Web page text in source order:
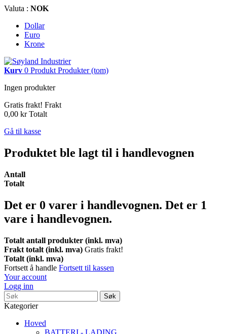
Valuta : NOK
Dollar
Euro
Krone
Kurv 0 Produkt Produkter (tom)
Ingen produkter
Gratis frakt! Frakt
0,00 kr Totalt
Gå til kasse
Produktet ble lagt til i handlevognen
Antall
Totalt
Det er 0 varer i handlevognen. Det er 1
vare i handlevognen.
Totalt antall produkter (inkl. mva)
Frakt totalt (inkl. mva) Gratis frakt!
Totalt (inkl. mva)
Fortsett å handle Fortsett til kassen
Your account
Logg inn
Søk
Kategorier
Hoved
BATTERI - LADING